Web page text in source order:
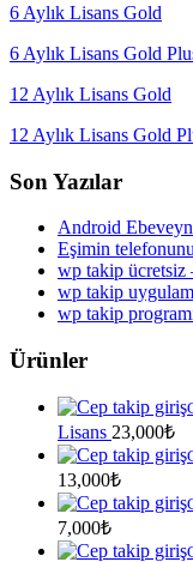
6 Aylık Lisans Gold
6 Aylık Lisans Gold
12 Aylık Lisans Gold
12 Aylık Lisans Gold
Son Yazılar
Android
Eşimin
wp takip ücretsiz
wp takip
wp takip
Ürünler
Lisans 23,000₺
13,000₺
7,000₺